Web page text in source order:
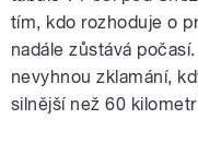
tím, kdo rozhoduje o
nadále zůstává
nevyhnou zklamání,
silnější než 60